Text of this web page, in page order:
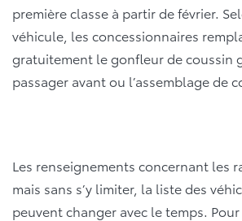
première classe à partir de février.
véhicule, les concessionnaires
gratuitement le gonfleur de coussin
passager avant ou l’assemblage de
Les renseignements concernant les
mais sans s’y limiter, la liste des
peuvent changer avec le temps.